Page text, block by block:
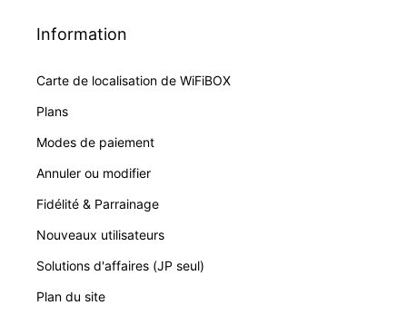
Information
Carte de localisation de WiFiBOX
Plans
Modes de paiement
Annuler ou modifier
Fidélité & Parrainage
Nouveaux utilisateurs
Solutions d'affaires (JP seul)
Plan du site